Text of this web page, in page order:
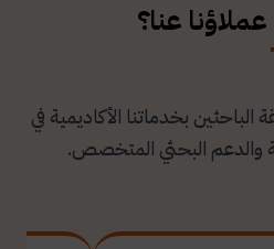
عنا؟
بخدماتنا الأكاديمية في
والدعم البحثي المتخصص.